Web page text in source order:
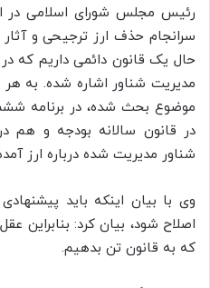
رئیس مجلس شورای اسلامی در
سرانجام حذف ارز ترجیحی و
حال یک قانون دائمی داریم که در
مدیریت شناور اشاره شده. به
موضوع بحث شده، در برنامه
در قانون سالانه بودجه و هم
شناور مدیریت شده درباره
وی با بیان اینکه باید
اصلاح شود، بیان کرد:
که به قانون تن بدهیم.